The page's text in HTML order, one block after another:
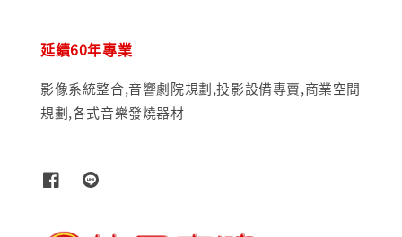
延續60年專業
影像系統整合,音響劇院規劃,投影設備專賣,商業空間
規劃,各式音樂發燒器材